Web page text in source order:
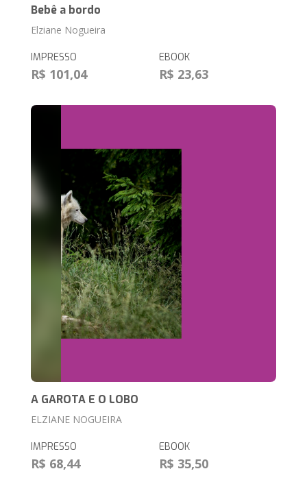
Bebê a bordo
Elziane Nogueira
IMPRESSO
R$ 101,04
EBOOK
R$ 23,63
A GAROTA E O LOBO
ELZIANE NOGUEIRA
IMPRESSO
R$ 68,44
EBOOK
R$ 35,50